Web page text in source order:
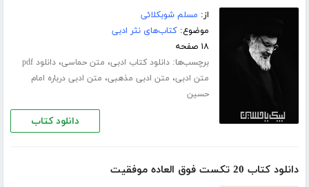
از: مسلم شوبکلائی
موضوع:کتاب‌های نثر ادبی
۱۸ صفحه
برچسب‌ها:دانلود کتاب ادبی، متن حماسی،
دانلود pdf
متن ادبی، متن ادبی مذهبی، متن ادبی درباره امام
حسین
دانلود کتاب
دانلود کتاب 20 تکست فوق العاده موفقیت